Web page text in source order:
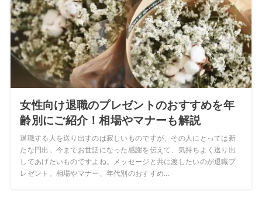
女性向け退職のプレゼントのおすすめを年
齢別にご紹介！相場やマナーも解説
退職する人を送り出すのは寂しいものですが、その人にとっては新
たな門出。今までお世話になった感謝を伝えて、気持ちよく送り出
してあげたいものですよね。メッセージと共に渡したいのが退職プ
レゼント。相場やマナー、年代別のおすすめ...